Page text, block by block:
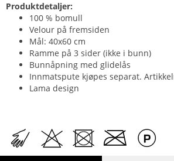
Produktdetaljer:
100 % bomull
Velour på fremsiden
Mål: 40x60 cm
Ramme på 3 sider (ikke i bunn)
Bunnåpning med glidelås
Innmatspute kjøpes separat.
Lama design